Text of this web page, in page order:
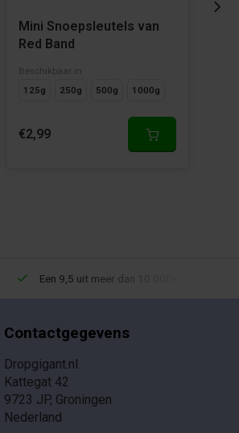
Mini Snoepsleutels van
Red Band
Beschikbaar in
125g
250g 500g 1000g
€2,99
Een 9,5 uit meer dan 10.000+ reviews!
Contactgegevens
Dropgigant.nl
Kattegat 42
9723 JP, Groningen
Nederland